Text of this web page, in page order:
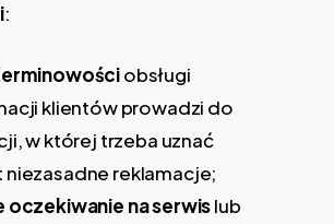
:
obsługi
klientów prowadzi do
w której trzeba uznać
niezasadne reklamacje;
oczekiwanie na serwislub